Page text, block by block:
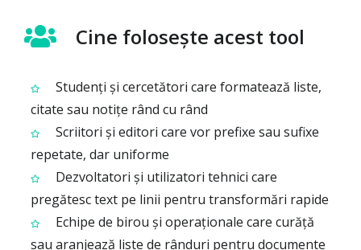
Cine folosește acest tool
Studenți și cercetători care formatează liste,
citate sau notițe rând cu rând
Scriitori și editori care vor prefixe sau sufixe
repetate, dar uniforme
Dezvoltatori și utilizatori tehnici care
pregătesc text pe linii pentru transformări rapide
Echipe de birou și operaționale care curăță
sau aranjează liste de rânduri pentru documente